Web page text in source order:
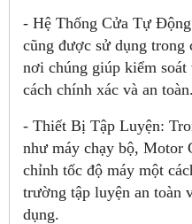
- Hệ Thống Cửa Tự
cũng được sử dụng trong
nơi chúng giúp kiểm
cách chính xác và an toàn.
- Thiết Bị Tập Luyện:
như máy chạy bộ, Motor
chỉnh tốc độ máy một
trường tập luyện an toàn
dụng.